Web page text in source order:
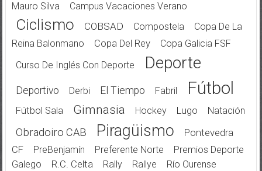
Mauro Silva
Campus Vacaciones Verano
Ciclismo COBSAD Compostela
Copa De La
Reina Balonmano
Copa Del Rey
Copa Galicia FSF
Curso De Inglés Con Deporte
Deporte
Deportivo Derbi El Tiempo Fabril Fútbol
Fútbol Sala Gimnasia Hockey Lugo Natación
Obradoiro CAB Piragüismo
Pontevedra
CF
PreBenjamín Preferente Norte
Premios Deporte
Galego
R.C. Celta Rally Rallye
Río Ourense